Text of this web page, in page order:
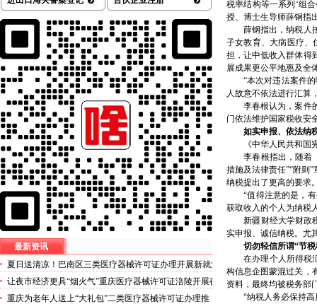
最新资讯
夏日送清凉！巴南区三类医疗器械许可证办理开展新就业
群体慰问活动
让夜市经济更具“烟火气”重庆医疗器械许可证涪陵开展夜
市食品安全专项整治
重庆为老年人送上“大礼包”二类医疗器械许可证办理推
税率结构等一系列‘组
授、博士生导师薛钢指
薛钢指出，纳税人按
子女教育、大病医疗、
担，让中低收入群体得
展成果更公平地惠及全
“本次对违法案件的
人故意不依法进行汇算
李春根认为，案件的
门依法维护国家税收安
如实申报、依法纳
《中华人民共和国宪
李春根指出，随着《
措施及法律责任”“附则
纳税提出了更高的要求
“值得注意的是，有
获取收入的个人为纳税
新疆财经大学财政税
实申报、诚信纳税。尤
切勿轻信所谓“节
在办理个人所得税汇
构信息企图蒙混过关，
资料，最终均被税务部
“纳税人务必保持高度